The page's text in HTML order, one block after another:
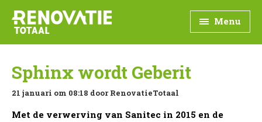
Menu
Sphinx wordt Geberit
21 januari om 08:18 doorRenovatieTotaal
Met de verwerving van Sanitec in 2015 en de